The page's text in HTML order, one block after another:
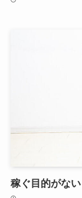
稼ぐ目的がな